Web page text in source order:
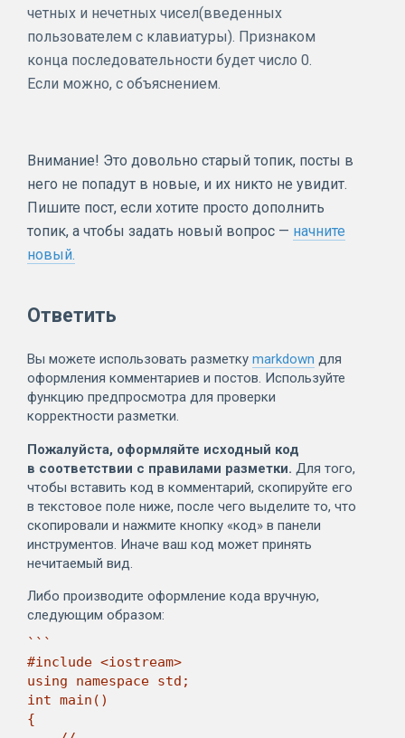
четных и нечетных чисел(введенных
пользователем с клавиатуры). Признаком
конца последовательности будет число 0.
Если можно, с объяснением.
Внимание! Это довольно старый топик, посты в
него не попадут в новые, и их никто не увидит.
Пишите пост, если хотите просто дополнить
топик, а чтобы задать новый вопрос — начните
новый.
Ответить
Вы можете использовать разметку markdown для
оформления комментариев и постов. Используйте
функцию предпросмотра для проверки
корректности разметки.
Пожалуйста, оформляйте исходный код
в соответствии с правилами разметки. Для того,
чтобы вставить код в комментарий, скопируйте его
в текстовое поле ниже, после чего выделите то, что
скопировали и нажмите кнопку «код» в панели
инструментов. Иначе ваш код может принять
нечитаемый вид.
Либо производите оформление кода вручную,
следующим образом:
```
#include <iostream>
using namespace std;
int main()
{